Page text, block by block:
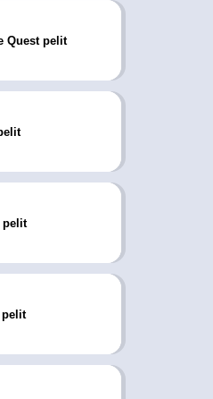
Quest pelit
pelit
pelit